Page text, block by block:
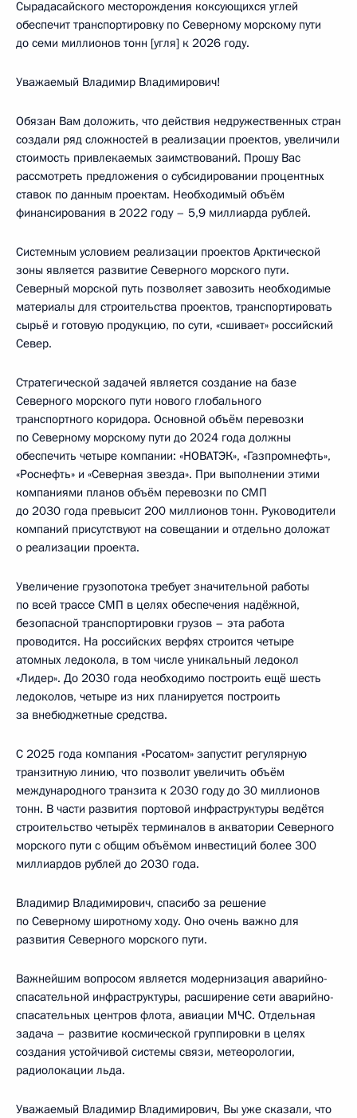
Сырадасайского месторождения коксующихся углей
обеспечит транспортировку по Северному морскому пути
до семи миллионов тонн [угля] к 2026 году.
Уважаемый Владимир Владимирович!
Обязан Вам доложить, что действия недружественных стран
создали ряд сложностей в реализации проектов, увеличили
стоимость привлекаемых заимствований. Прошу Вас
рассмотреть предложения о субсидировании процентных
ставок по данным проектам. Необходимый объём
финансирования в 2022 году – 5,9 миллиарда рублей.
Системным условием реализации проектов Арктической
зоны является развитие Северного морского пути.
Северный морской путь позволяет завозить необходимые
материалы для строительства проектов, транспортировать
сырьё и готовую продукцию, по сути, «сшивает» российский
Север.
Стратегической задачей является создание на базе
Северного морского пути нового глобального
транспортного коридора. Основной объём перевозки
по Северному морскому пути до 2024 года должны
обеспечить четыре компании: «НОВАТЭК», «Газпромнефть»,
«Роснефть» и «Северная звезда». При выполнении этими
компаниями планов объём перевозки по СМП
до 2030 года превысит 200 миллионов тонн. Руководители
компаний присутствуют на совещании и отдельно доложат
о реализации проекта.
Увеличение грузопотока требует значительной работы
по всей трассе СМП в целях обеспечения надёжной,
безопасной транспортировки грузов – эта работа
проводится. На российских верфях строится четыре
атомных ледокола, в том числе уникальный ледокол
«Лидер». До 2030 года необходимо построить ещё шесть
ледоколов, четыре из них планируется построить
за внебюджетные средства.
С 2025 года компания «Росатом» запустит регулярную
транзитную линию, что позволит увеличить объём
международного транзита к 2030 году до 30 миллионов
тонн. В части развития портовой инфраструктуры ведётся
строительство четырёх терминалов в акватории Северного
морского пути с общим объёмом инвестиций более 300
миллиардов рублей до 2030 года.
Владимир Владимирович, спасибо за решение
по Северному широтному ходу. Оно очень важно для
развития Северного морского пути.
Важнейшим вопросом является модернизация аварийно-
спасательной инфраструктуры, расширение сети аварийно-
спасательных центров флота, авиации МЧС. Отдельная
задача – развитие космической группировки в целях
создания устойчивой системы связи, метеорологии,
радиолокации льда.
Уважаемый Владимир Владимирович, Вы уже сказали, что